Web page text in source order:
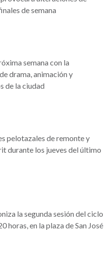
de semana
semana con la
drama, animación y
de la ciudad
pelotazales de remonte y
durante los jueves del último
la segunda sesión del ciclo
horas, en la plaza de San José